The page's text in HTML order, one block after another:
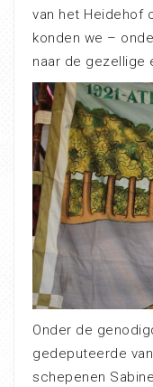
van het Heidehof
konden we –
naar de gezellige
Onder de
gedeputeerde
schepenen